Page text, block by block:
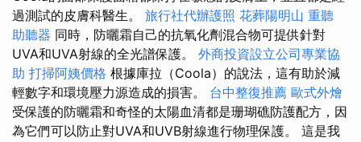
過測試的皮膚科醫生。 旅行社代辦護照 花葬陽明山 重聽
助聽器 同時，防曬霜自己的抗氧化劑混合物可提供針對
UVA和UVA射線的全光譜保護。 外商投資設立公司專業協
助 打掃阿姨價格 根據庫拉（Coola）的說法，這有助於減
輕數字和環境壓力源造成的損害。 台中整復推薦 歐式外燴
受保護的防曬霜和奇怪的太陽血清都是珊瑚礁防護配方，因
為它們可以防止對UVA和UVB射線進行物理保護。 這是我